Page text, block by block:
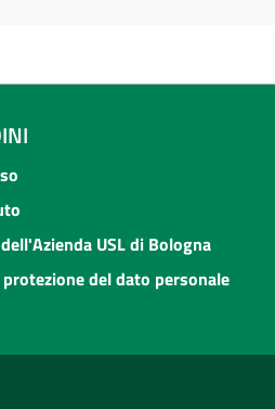
USL di Bologna
del dato personale